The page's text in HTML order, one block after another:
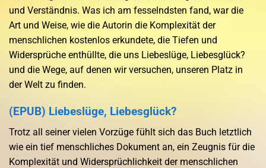
und Verständnis. Was ich am fesselndsten fand, war die
Art und Weise, wie die Autorin die Komplexität der
menschlichen kostenlos erkundete, die Tiefen und
Widersprüche enthüllte, die uns Liebeslüge, Liebesglück?
und die Wege, auf denen wir versuchen, unseren Platz in
der Welt zu finden.
(EPUB) Liebeslüge, Liebesglück?
Trotz all seiner vielen Vorzüge fühlt sich das Buch letztlich
wie ein tief menschliches Dokument an, ein Zeugnis für die
Komplexität und Widersprüchlichkeit der menschlichen